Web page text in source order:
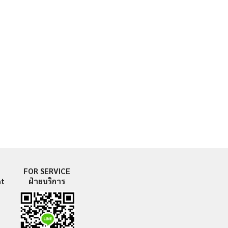
FOR SERVICE
ฝ่ายบริการ